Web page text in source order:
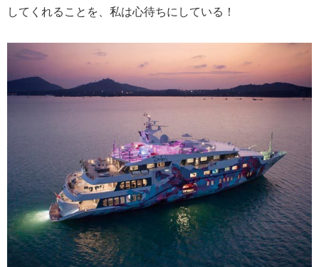
してくれることを、私は心待ちにしている！